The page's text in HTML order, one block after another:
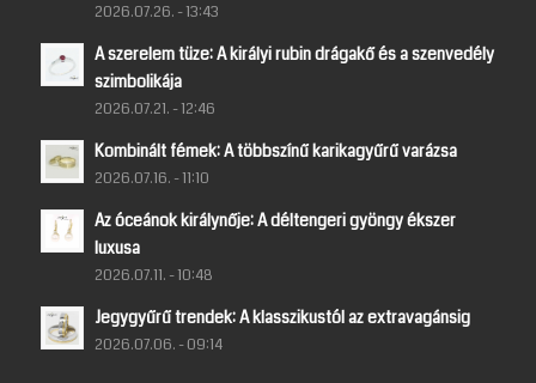
2026.07.26. - 13:43
A szerelem tüze: A királyi rubin drágakő és a szenvedély
szimbolikája
2026.07.21. - 12:46
Kombinált fémek: A többszínű karikagyűrű varázsa
2026.07.16. - 11:10
Az óceánok királynője: A déltengeri gyöngy ékszer
luxusa
2026.07.11. - 10:48
Jegygyűrű trendek: A klasszikustól az extravagánsig
2026.07.06. - 09:14